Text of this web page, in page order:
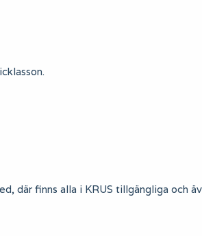
där finns alla i KRUS tillgängliga och